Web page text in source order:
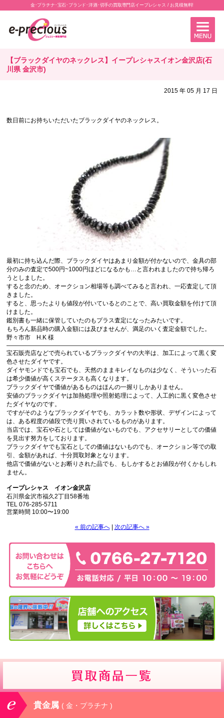
金･プラチナ･宝石･ブランド･洋酒･切手の買取専門店イープレシャス / お見積無料!
【ブラックダイヤのネックレス】イープレシャスイオン金沢店(石
川県 金沢市)
2015 年 05 月 17 日
数日前にお持ちいただいたブラックダイヤのネックレス。
最初に持ち込んだ際、ブラックダイヤはあまり金額が付かないので、金具の部
分のみの査定で500円~1000円ほどになるかも…と言われましたので持ち帰ろ
うとしました。
すると念のため、オークション相場等も調べてみると言われ、一応査定して頂
きました。
すると、思ったよりも値段が付いているとのことで、高い買取金額を付けて頂
けました。
鑑別書も一緒に保管していたのもプラス査定になったみたいです。
もちろん新品時の購入金額には及びませんが、満足のいく査定金額でした。
野々市市 H.K 様
宝石販売店などで売られているブラックダイヤの大半は、加工によって黒く変
色させたダイヤです。
ダイヤモンドでも宝石でも、天然のままキレイなものは少なく、そういった石
は希少価値が高くステータスも高くなります。
ブラックダイヤで価値があるものはほんの一握りしかありません。
安値のブラックダイヤは加熱処理や照射処理によって、人工的に黒く変色させ
たダイヤなのです。
ですがそのようなブラックダイヤでも、カラット数や形状、デザインによって
は、ある程度の値段で売り買いされているものがあります。
当店では、宝石や石としては価値がないものでも、アクセサリーとしての価値
を見出す努力をしております。
ブラックダイヤでも宝石としての価値はないものでも、オークション等での取
引、金額があれば、十分買取対象となります。
他店で価値がないとお断りされた品でも、もしかするとお値段が付くかもしれ
ません。
イープレシャス イオン金沢店
石川県金沢市福久2丁目58番地
TEL 076-285-5711
営業時間 10:00〜19:00
« 前の記事へ| 次の記事へ »
貴金属 ( 金・プラチナ )